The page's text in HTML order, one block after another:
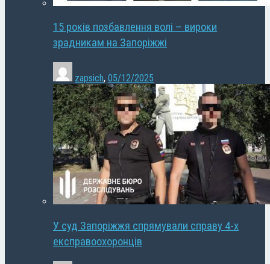
15 років позбавлення волі – вироки
зрадникам на Запоріжжі
zapsich, 05/12/2025
У суд Запоріжжя спрямували справу 4-х
експравоохоронців